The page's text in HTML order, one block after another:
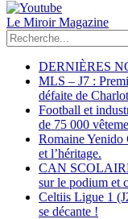
Le Miroir Magazine
DERNIÈRES
MLS – J7 :
défaite de
Football et
de 75 000
Romaine
et l’héritage.
CAN
sur le podium et
Celtiis Ligue 1
se décante !